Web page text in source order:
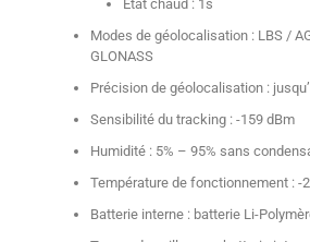
Etat chaud : 1s
Modes de géolocalisation : LBS /
GLONASS
Précision de géolocalisation :
Sensibilité du tracking : -159 dBm
Humidité : 5% – 95% sans
Température de fonctionnement : -
Batterie interne : batterie Li-